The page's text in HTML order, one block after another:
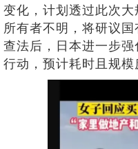
变化，计划透过此次
所有者不明，将研议
查法后，日本进一步
行动，预计耗时且规模